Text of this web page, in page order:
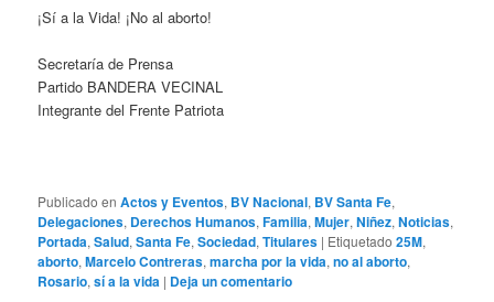
¡Sí a la Vida! ¡No al aborto!
Secretaría de Prensa
Partido BANDERA VECINAL
Integrante del Frente Patriota
Publicado en Actos y Eventos, BV Nacional, BV Santa Fe,
Delegaciones, Derechos Humanos,Familia,Mujer,Niñez,Noticias,
Portada,Salud,Santa Fe,Sociedad,Titulares | Etiquetado 25M,
aborto,Marcelo Contreras,marcha por la vida,no al aborto,
Rosario,sí a la vida | Deja un comentario